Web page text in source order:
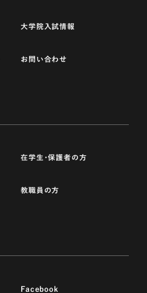
大学院入試情報
お問い合わせ
在学生・保護者の方
教職員の方
Facebook